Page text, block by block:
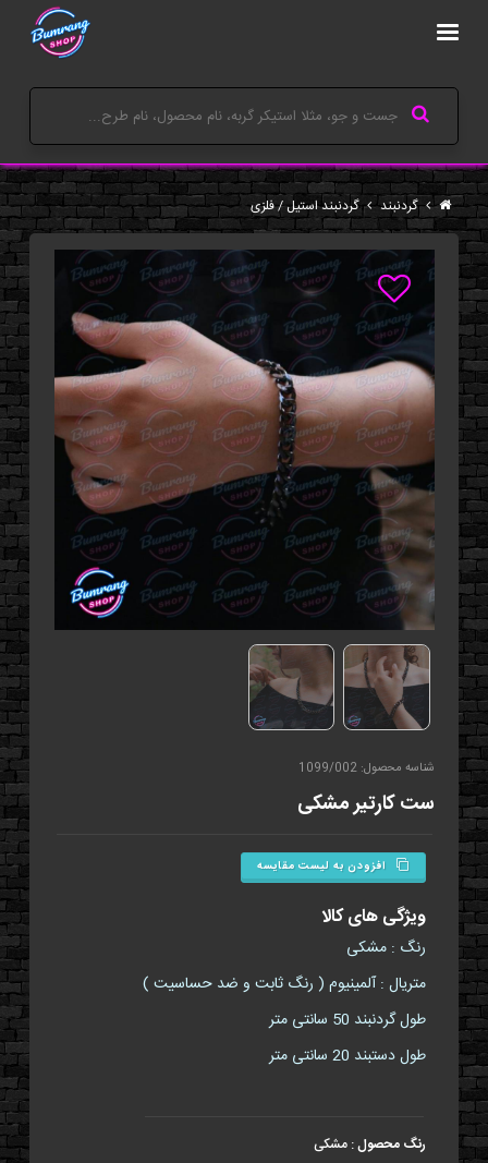
گردنبند گردنبند استیل / فلزی
شناسه محصول: 1099/002
ست کارتير مشکی
افزودن به لیست مقایسه
ویژگی های کالا
رنگ : مشکی
متریال : آلمینیوم ( رنگ ثابت و ضد حساسیت )
طول گردنبند 50 سانتی متر
طول دستبند 20 سانتی متر
رنگ محصول: مشکی